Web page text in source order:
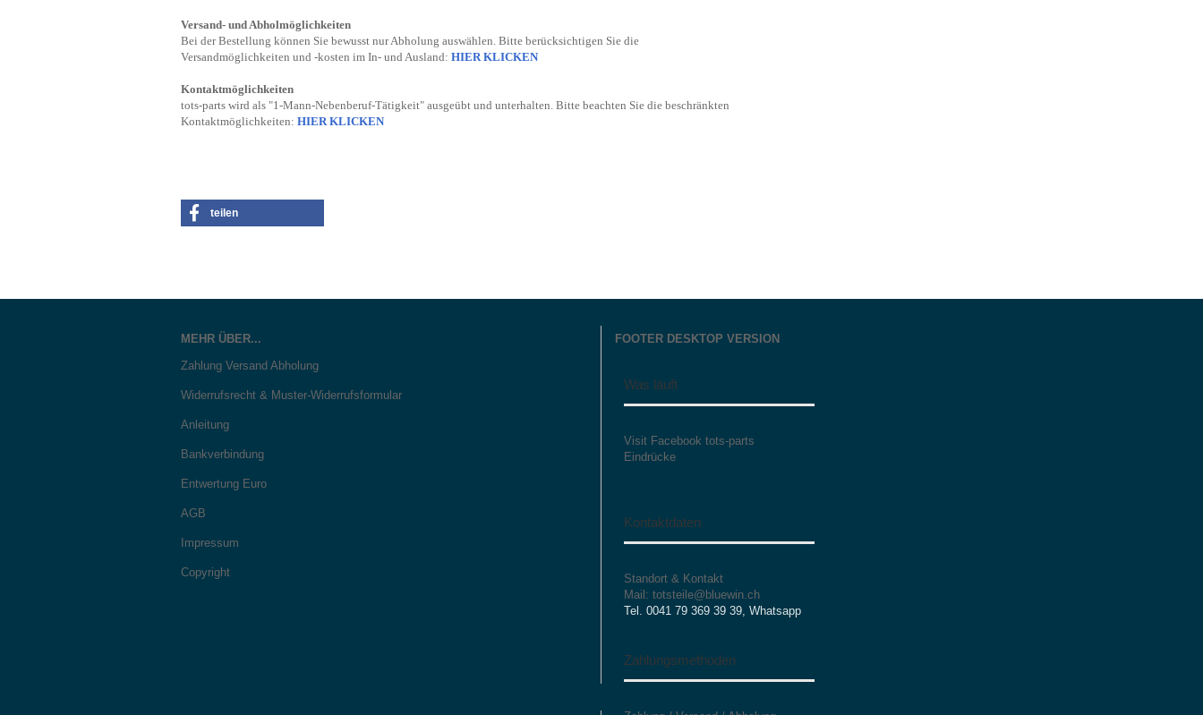
Versand- und Abholmöglichkeiten
Bei der Bestellung können Sie bewusst nur Abholung auswählen. Bitte berücksichtigen Sie die
Versandmöglichkeiten und -kosten im In- und Ausland: HIER KLICKEN
Kontaktmöglichkeiten
tots-parts wird als "1-Mann-Nebenberuf-Tätigkeit" ausgeübt und unterhalten. Bitte beachten Sie die beschränkten
Kontaktmöglichkeiten: HIER KLICKEN
teilen
MEHR ÜBER...
Zahlung Versand Abholung
Widerrufsrecht & Muster-Widerrufsformular
Anleitung
Bankverbindung
Entwertung Euro
AGB
Impressum
Copyright
FOOTER DESKTOP VERSION
Was läuft
Visit Facebook tots-parts
Eindrücke
Kontaktdaten
Standort & Kontakt
Mail: totsteile@bluewin.ch
Tel. 0041 79 369 39 39, Whatsapp
Zahlungsmethoden